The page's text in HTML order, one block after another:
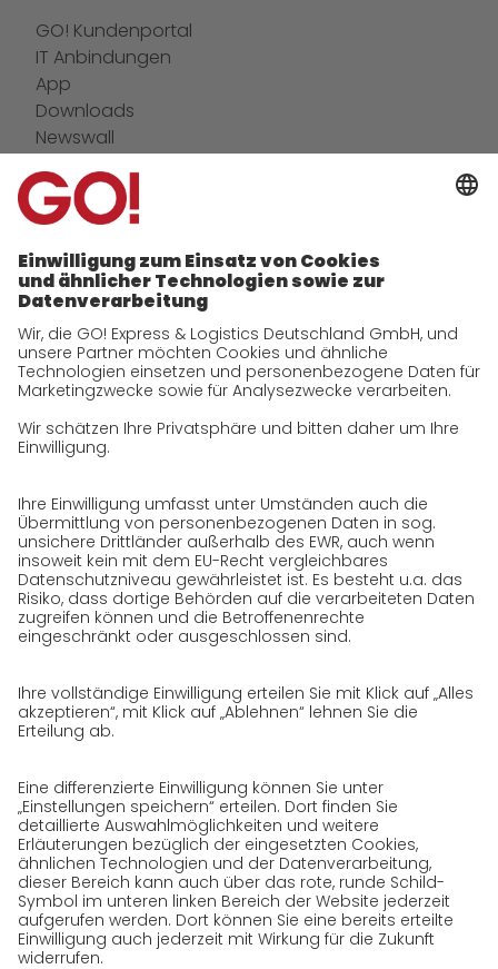
GO! Kundenportal
IT Anbindungen
App
Downloads
Newswall
GO! Versandmaterial
Unternehmen
zukunftssichere Arbeitskultur bei GO!
Daten & Fakten
Historie
CSR
Qualität
Zertifizierungen
Referenzen
Auszeichnungen
Karriere
GO! als Arbeitgeber
Arbeitsbereiche
Offene Stellen
Initiativbewerbung bei GO!
Datenschutz
Datenschutzerklärung für Website
Datenschutzerklärung für GeschäftspartnerInnen
SendungsempfängerInnen
Datenschutzerklärung BewerberInnen
Datenschutzerklärung Webportal
Datenschutzerklärung Social Media
Datenschutzerklärung GO! App
Impressum
AGB